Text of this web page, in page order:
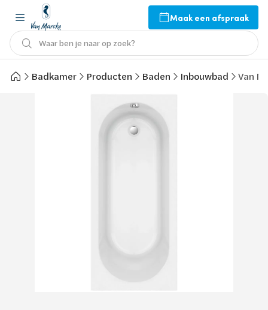
Maak een afspraak
Waar ben je naar op zoek?
Badkamer Producten Baden Inbouwbad Van